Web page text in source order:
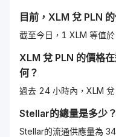
目前， XLM 兌 PLN
截至今日，1 XLM 等值
XLM 兌 PLN 的價格
何？
過去 24 小時內，XLM
Stellar的總量是多少？
Stellar的流通供應量為